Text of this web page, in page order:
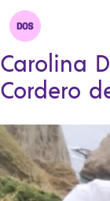
Carolina
Cordero